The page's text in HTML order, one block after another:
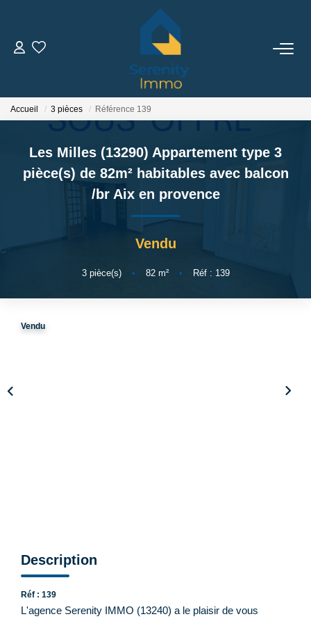
ACHETER
LOUER
ESTIMER
FAIRE GÉRER
NOTRE AGENCE
Qui Sommes Nous
Accueil 3 pièces Référence 139
Les Milles (13290) Appartement type 3
pièce(s) de 82m² habitables avec balcon
/br Aix en provence
Vendu
3pièce(s) • 82m² • Réf : 139
Vendu
Description
Réf : 139
L'agence Serenity IMMO (13240) a le plaisir de vous